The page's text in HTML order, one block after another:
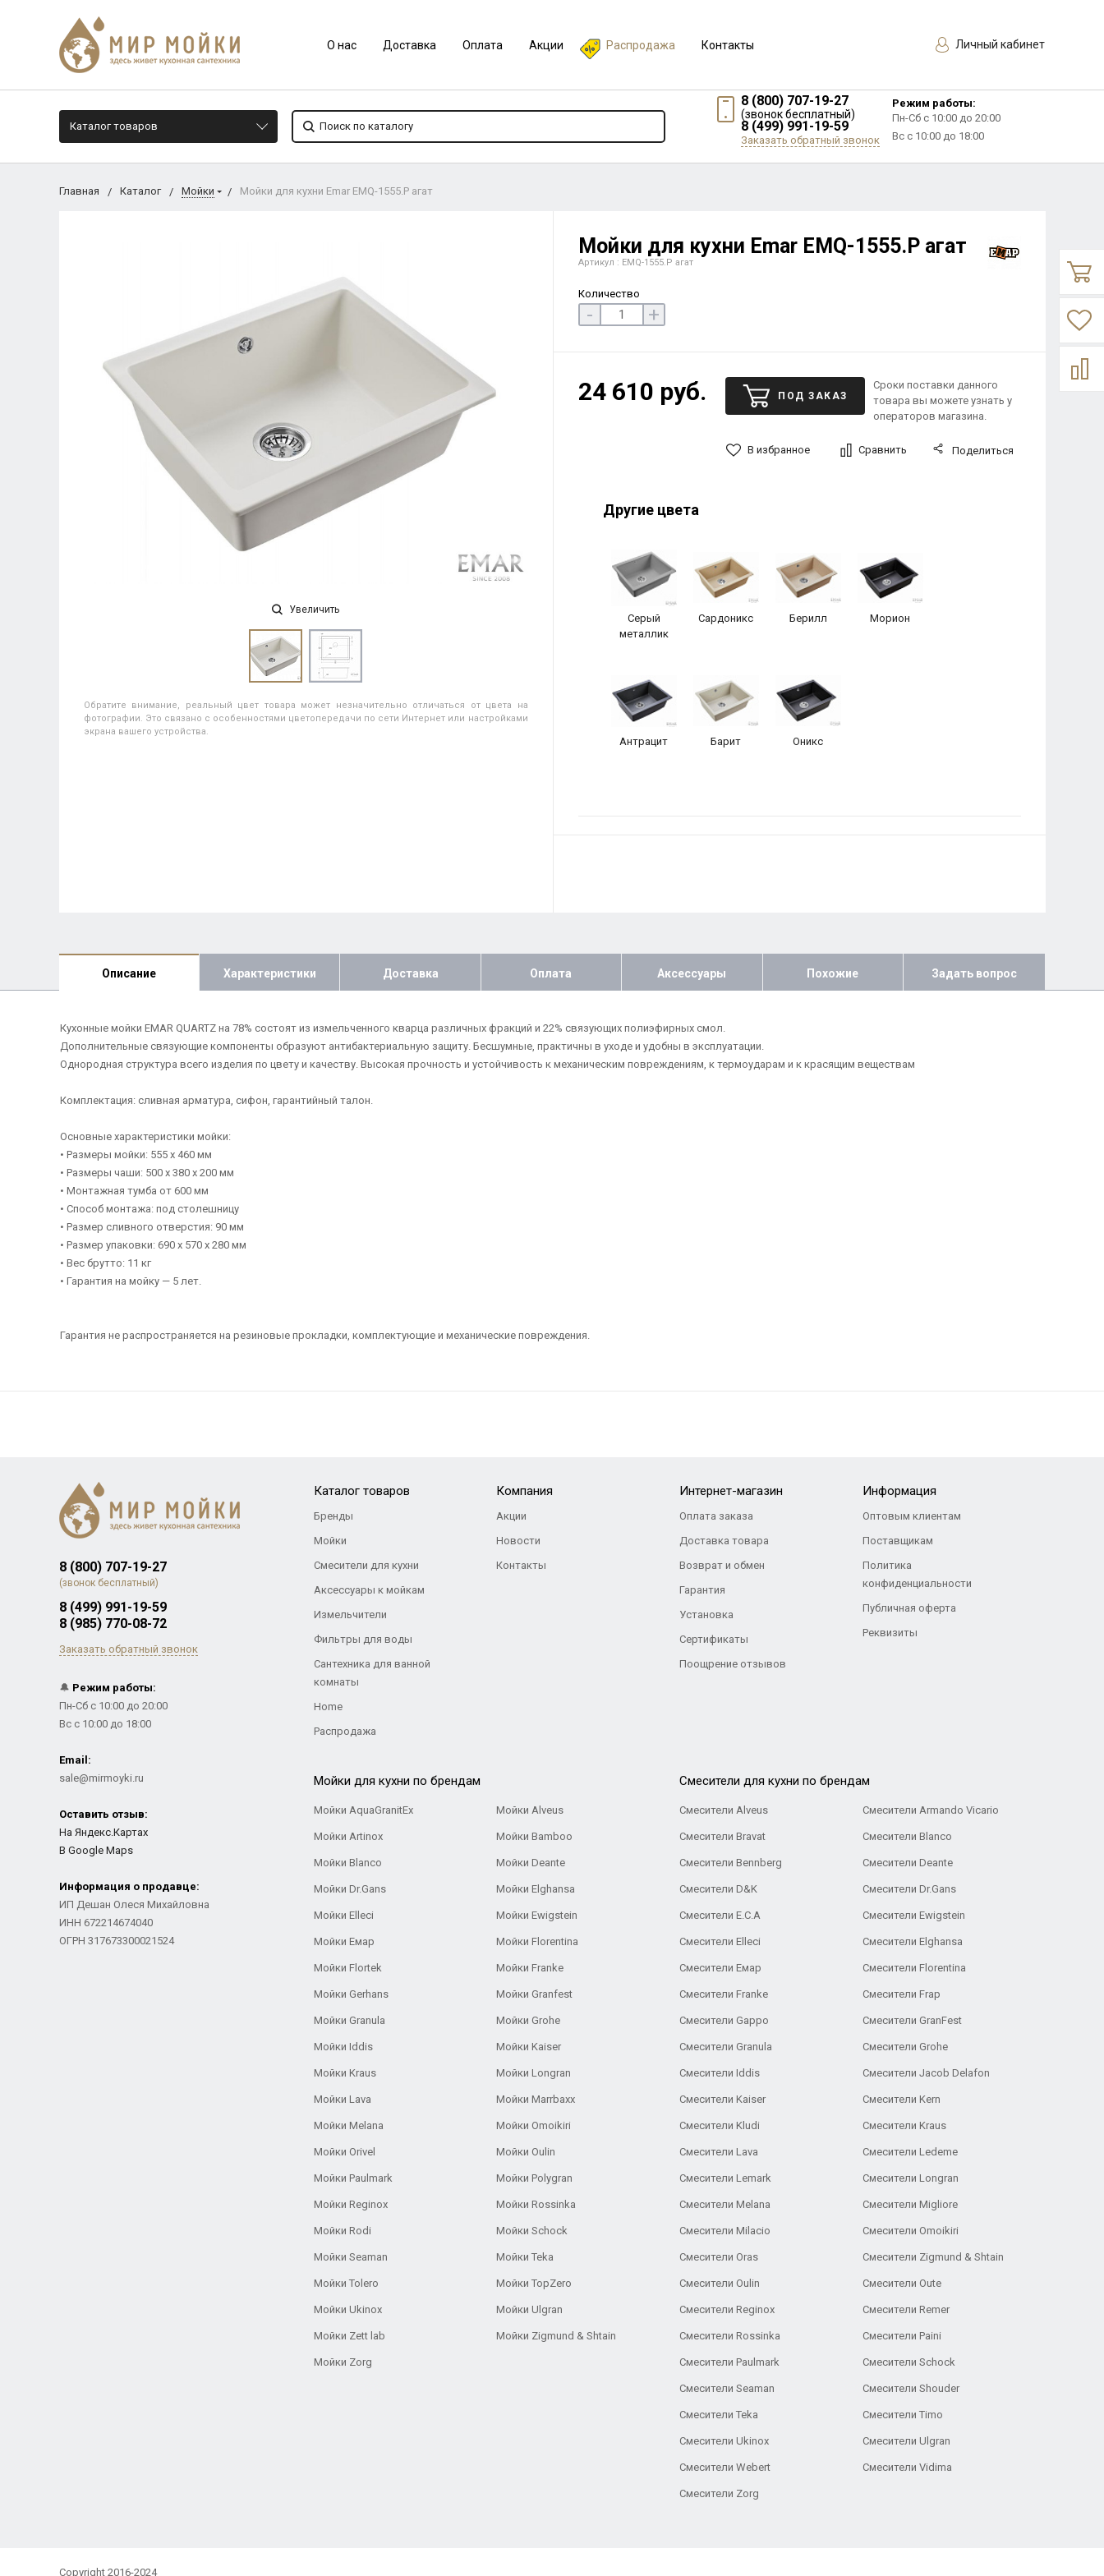
О нас Доставка Оплата Акции Распродажа Контакты Личный кабинет
Каталог товаров
8 (800) 707-19-27
(звонок бесплатный)
8 (499) 991-19-59
Заказать обратный звонок
Режим работы:
Пн-Сб с 10:00 до 20:00
Вс с 10:00 до 18:00
Главная Каталог Мойки Мойки для кухни Еmar EMQ-1555.P агат
Увеличить
Обратите внимание, реальный цвет товара может незначительно отличаться от цвета на
фотографии. Это связано с особенностями цветопередачи по сети Интернет или настройками
экрана вашего устройства.
Мойки для кухни Еmar EMQ-1555.P агат
Артикул : EMQ-1555.P агат
Количество
- +
24 610 руб. ПОД ЗАКАЗ
Сроки поставки данного
товара вы можете узнать у
операторов магазина.
В избранное Сравнить Поделиться
Другие цвета
Серый
металлик
Сардоникс Берилл Морион
Антрацит Барит Оникс
Описание Характеристики Доставка Оплата Аксессуары Похожие Задать вопрос
Кухонные мойки EMAR QUARTZ на 78% состоят из измельченного кварца различных фракций и 22% связующих полиэфирных смол.
Дополнительные связующие компоненты образуют антибактериальную защиту. Бесшумные, практичны в уходе и удобны в эксплуатации.
Однородная структура всего изделия по цвету и качеству. Высокая прочность и устойчивость к механическим повреждениям, к термоударам и к красящим веществам
Комплектация: сливная арматура, сифон, гарантийный талон.
Основные характеристики мойки:
• Размеры мойки: 555 x 460 мм
• Размеры чаши: 500 x 380 х 200 мм
• Монтажная тумба от 600 мм
• Способ монтажа: под столешницу
• Размер сливного отверстия: 90 мм
• Размер упаковки: 690 х 570 х 280 мм
• Вес брутто: 11 кг
• Гарантия на мойку — 5 лет.
Гарантия не распространяется на резиновые прокладки, комплектующие и механические повреждения.
8 (800) 707-19-27
(звонок бесплатный)
8 (499) 991-19-59
8 (985) 770-08-72
Заказать обратный звонок
🔔 Режим работы:
Пн-Сб с 10:00 до 20:00
Вс с 10:00 до 18:00
Email:
sale@mirmoyki.ru
Оставить отзыв:
На Яндекс.Картах
В Google Maps
Информация о продавце:
ИП Дешан Олеся Михайловна
ИНН 672214674040
ОГРН 317673300021524
Каталог товаров
Бренды
Мойки
Смесители для кухни
Аксессуары к мойкам
Измельчители
Фильтры для воды
Сантехника для ванной
комнаты
Home
Распродажа
Компания
Акции
Новости
Контакты
Интернет-магазин
Оплата заказа
Доставка товара
Возврат и обмен
Гарантия
Установка
Сертификаты
Поощрение отзывов
Информация
Оптовым клиентам
Поставщикам
Политика
конфиденциальности
Публичная оферта
Реквизиты
Мойки для кухни по брендам
Мойки AquaGranitEx Мойки Alveus
Мойки Artinox Мойки Bamboo
Мойки Blanco Мойки Deante
Мойки Dr.Gans Мойки Elghansa
Мойки Elleci Мойки Ewigstein
Мойки Емар Мойки Florentina
Мойки Flortek Мойки Franke
Мойки Gerhans Мойки Granfest
Мойки Granula Мойки Grohe
Мойки Iddis Мойки Kaiser
Мойки Kraus Мойки Longran
Мойки Lava Мойки Marrbaxx
Мойки Melana Мойки Omoikiri
Мойки Orivel Мойки Oulin
Мойки Paulmark Мойки Polygran
Мойки Reginox Мойки Rossinka
Мойки Rodi Мойки Schock
Мойки Seaman Мойки Teka
Мойки Tolero Мойки TopZero
Мойки Ukinox Мойки Ulgran
Мойки Zett lab Мойки Zigmund & Shtain
Мойки Zorg
Cмесители для кухни по брендам
Смесители Alveus Смесители Armando Vicario
Смесители Bravat Смесители Blanco
Смесители Bennberg Смесители Deante
Смесители D&K Смесители Dr.Gans
Смесители E.C.A Cмесители Ewigstein
Смесители Elleci Смесители Elghansa
Смесители Емар Смесители Florentina
Смесители Franke Смесители Frap
Смесители Gappo Смесители GranFest
Смесители Granula Смесители Grohe
Смесители Iddis Смесители Jacob Delafon
Смесители Kaiser Смесители Kern
Смесители Kludi Смесители Kraus
Смесители Lava Смесители Ledeme
Смесители Lemark Смесители Longran
Смесители Melana Смесители Migliore
Смесители Milacio Смесители Omoikiri
Смесители Oras Смесители Zigmund & Shtain
Смесители Oulin Смесители Oute
Смесители Reginox Смесители Remer
Смесители Rossinka Смесители Paini
Смесители Paulmark Смесители Schock
Смесители Seaman Смесители Shouder
Смесители Teka Смесители Timo
Смесители Ukinox Смесители Ulgran
Смесители Webert Смесители Vidima
Смесители Zorg
Copyright 2016-2024